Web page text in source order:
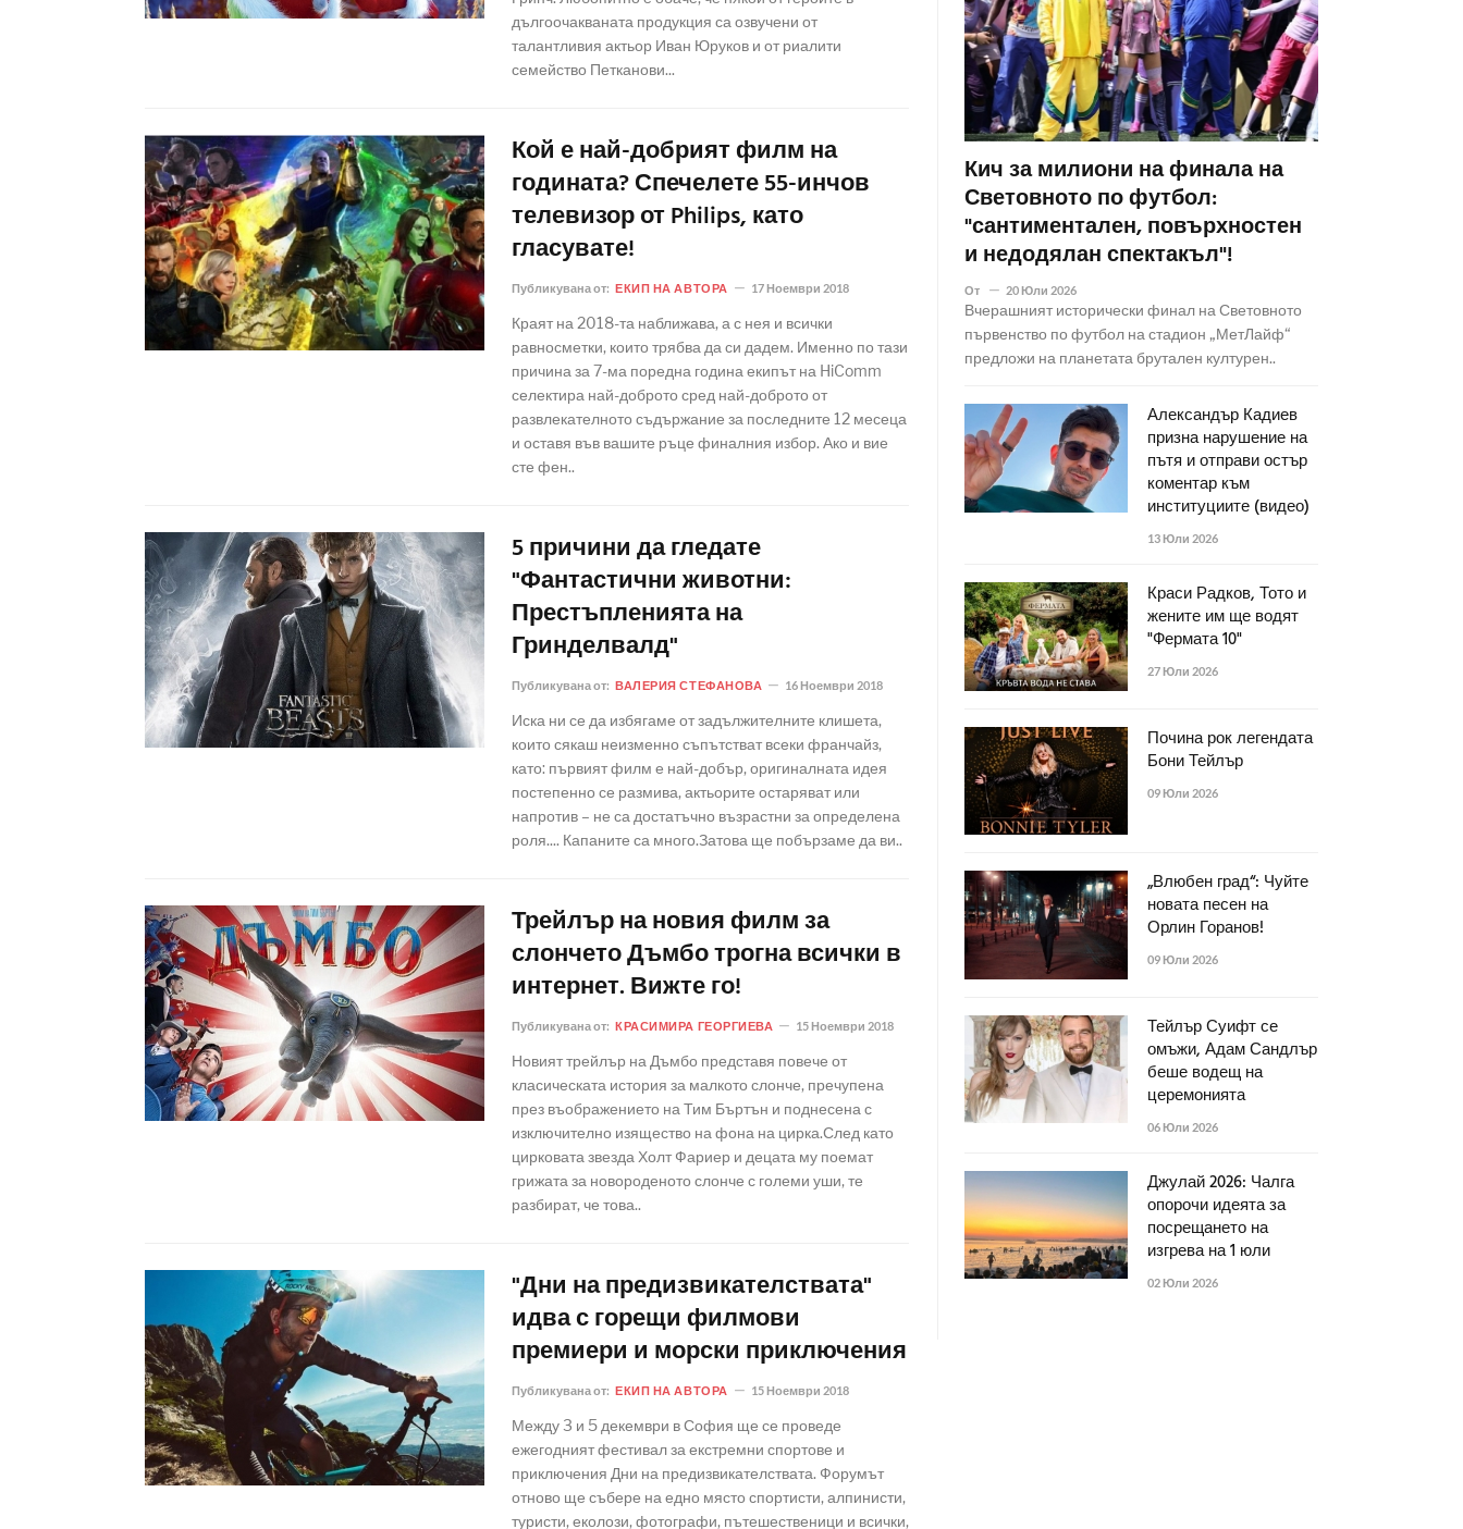
дългоочакваната продукция са озвучени от
талантливия актьор Иван Юруков и от риалити
семейство Петканови...
Кой е най-добрият филм на
годината? Спечелете 55-инчов
телевизор от Philips, като
гласувате!
Публикувана от: ЕКИП НА АВТОРА 17 Ноември 2018
Краят на 2018-та наближава, а с нея и всички
равносметки, които трябва да си дадем. Именно по тази
причина за 7-ма поредна година екипът на HiComm
селектира най-доброто сред най-доброто от
развлекателното съдържание за последните 12 месеца
и оставя във вашите ръце финалния избор. Ако и вие
сте фен..
5 причини да гледате
"Фантастични животни:
Престъпленията на
Гринделвалд"
Публикувана от: ВАЛЕРИЯ СТЕФАНОВА 16 Ноември 2018
Иска ни се да избягаме от задължителните клишета,
които сякаш неизменно съпътстват всеки франчайз,
като: първият филм е най-добър, оригиналната идея
постепенно се размива, актьорите остаряват или
напротив – не са достатъчно възрастни за определена
роля.... Капаните са много.Затова ще побързаме да ви..
Трейлър на новия филм за
слончето Дъмбо трогна всички в
интернет. Вижте го!
Публикувана от: КРАСИМИРА ГЕОРГИЕВА 15 Ноември 2018
Новият трейлър на Дъмбо представя повече от
класическата история за малкото слонче, пречупена
през въображението на Тим Бъртън и поднесена с
изключително изящество на фона на цирка.След като
цирковата звезда Холт Фариер и децата му поемат
грижата за новороденото слонче с големи уши, те
разбират, че това..
"Дни на предизвикателствата"
идва с горещи филмови
премиери и морски приключения
Публикувана от: ЕКИП НА АВТОРА 15 Ноември 2018
Между 3 и 5 декември в София ще се проведе
ежегодният фестивал за екстремни спортове и
приключения Дни на предизвикателствата. Форумът
отново ще събере на едно място спортисти, алпинисти,
туристи, еколози, фотографи, пътешественици и всички,
Кич за милиони на финала на
Световното по футбол:
"сантиментален, повърхностен
и недодялан спектакъл"!
От 20 Юли 2026
Вчерашният исторически финал на Световното
първенство по футбол на стадион „МетЛайф“
предложи на планетата брутален културен..
Александър Кадиев
призна нарушение на
пътя и отправи остър
коментар към
институциите (видео)
13 Юли 2026
Краси Радков, Тото и
жените им ще водят
"Фермата 10"
27 Юли 2026
Почина рок легендата
Бони Тейлър
09 Юли 2026
„Влюбен град“: Чуйте
новата песен на
Орлин Горанов!
09 Юли 2026
Тейлър Суифт се
омъжи, Адам Сандлър
беше водещ на
церемонията
06 Юли 2026
Джулай 2026: Чалга
опорочи идеята за
посрещането на
изгрева на 1 юли
02 Юли 2026